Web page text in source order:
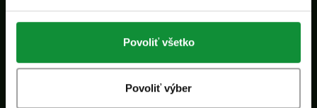
Povoliť všetko
Povoliť výber